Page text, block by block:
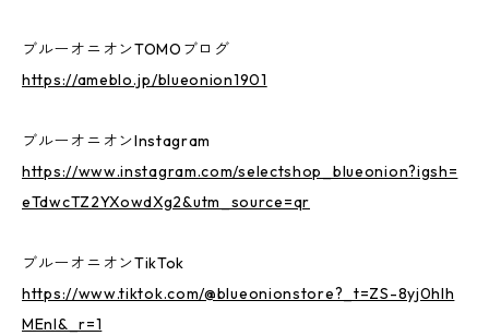
ブルーオニオンTOMOブログ
https://ameblo.jp/blueonion1901
ブルーオニオンInstagram
https://www.instagram.com/selectshop_blueonion?igsh=
eTdwcTZ2YXowdXg2&utm_source=qr
ブルーオニオンTikTok
https://www.tiktok.com/@blueonionstore?_t=ZS-8yj0hlh
MEnI&_r=1